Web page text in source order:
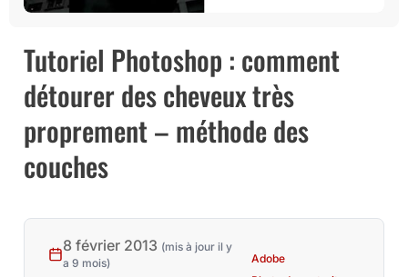
Tutoriel Photoshop : comment
détourer des cheveux très
proprement – méthode des
couches
8 février 2013 (mis à jour il y
a 9 mois)
Adobe